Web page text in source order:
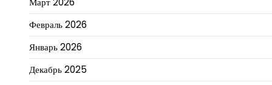
Февраль 2026
Январь 2026
Декабрь 2025